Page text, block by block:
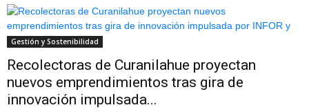
Gestión y Sostenibilidad
Recolectoras de Curanilahue proyectan
nuevos emprendimientos tras gira de
innovación impulsada...